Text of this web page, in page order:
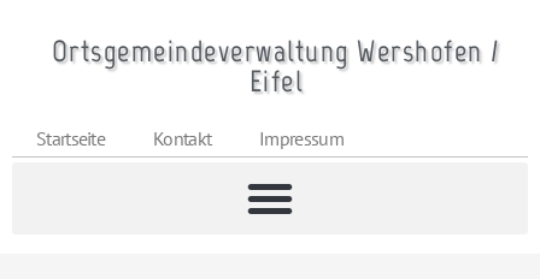
Ortsgemeindeverwaltung Wershofen /
Eifel
Startseite Kontakt Impressum